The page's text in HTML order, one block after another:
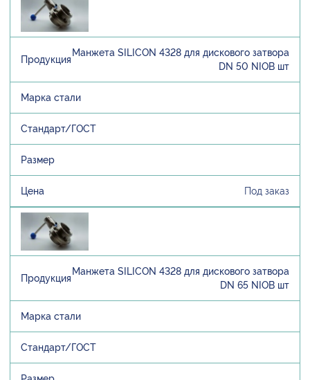
Манжета SILICON 4328 для дискового затвора
DN 50 NIOB шт
Под заказ
Манжета SILICON 4328 для дискового затвора
DN 65 NIOB шт